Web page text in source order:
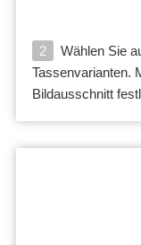
2
Wählen Sie
Tassenvarianten.
Bildausschnitt